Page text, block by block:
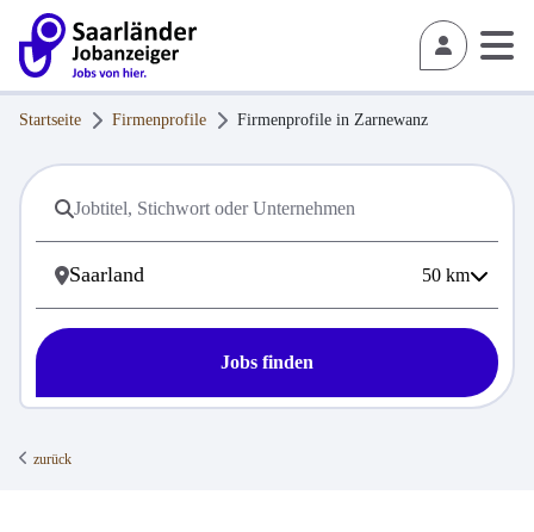
Startseite Firmenprofile Firmenprofile in Zarnewanz
50 km
Jobs finden
zurück